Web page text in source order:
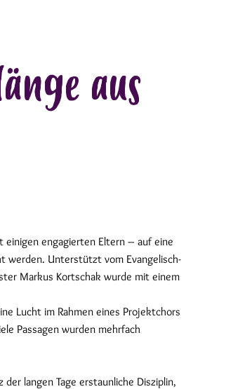
aus
einigen engagierten Eltern – auf eine
werden. Unterstützt vom Evangelisch-
Markus Kortschak wurde mit einem
Lucht im Rahmen eines Projektchors
Passagen wurden mehrfach
langen Tage erstaunliche Disziplin,